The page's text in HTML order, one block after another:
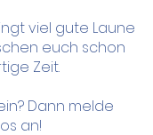
viel gute Laune
euch schon
Zeit.
Dann melde
an!